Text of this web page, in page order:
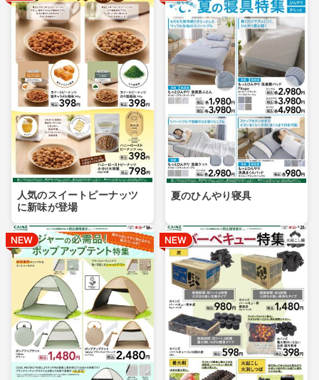
人気のスイートピーナッツ
に新味が登場
夏のひんやり寝具